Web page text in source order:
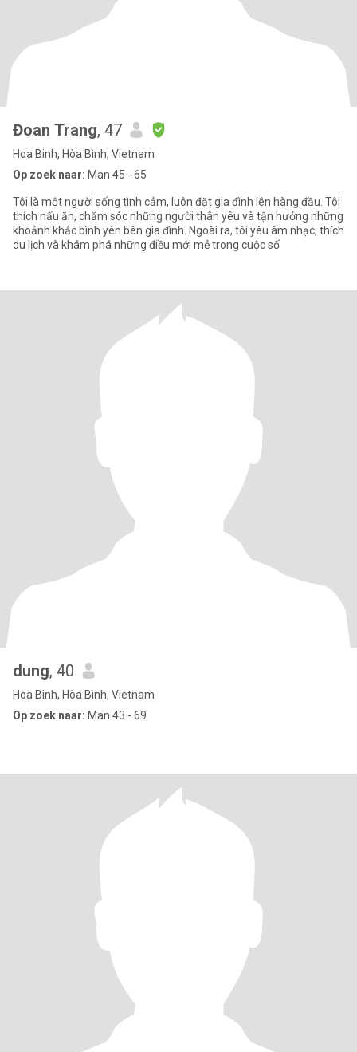
Đoan Trang, 47
Hoa Binh, Hòa Bình, Vietnam
Op zoek naar: Man 45 - 65
Tôi là một người sống tình cảm, luôn đặt gia đình lên hàng đầu. Tôi
thích nấu ăn, chăm sóc những người thân yêu và tận hưởng những
khoảnh khắc bình yên bên gia đình. Ngoài ra, tôi yêu âm nhạc, thích
du lịch và khám phá những điều mới mẻ trong cuộc số
dung, 40
Hoa Binh, Hòa Bình, Vietnam
Op zoek naar: Man 43 - 69